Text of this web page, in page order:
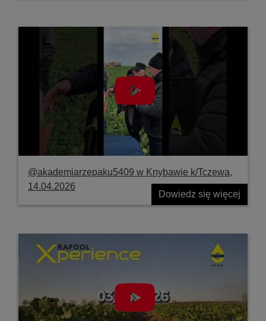
@akademiarzepaku5409 w Knybawie k/Tczewa,
14.04.2026
Dowiedz się więcej